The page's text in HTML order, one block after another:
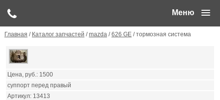
Меню
Главная / Каталог запчастей /mazda/626 GE/ тормозная система
1500
суппорт перед правый
13413